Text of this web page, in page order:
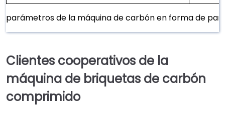
parámetros de la máquina de carbón en forma de
Clientes cooperativos de la
máquina de briquetas de carbón
comprimido